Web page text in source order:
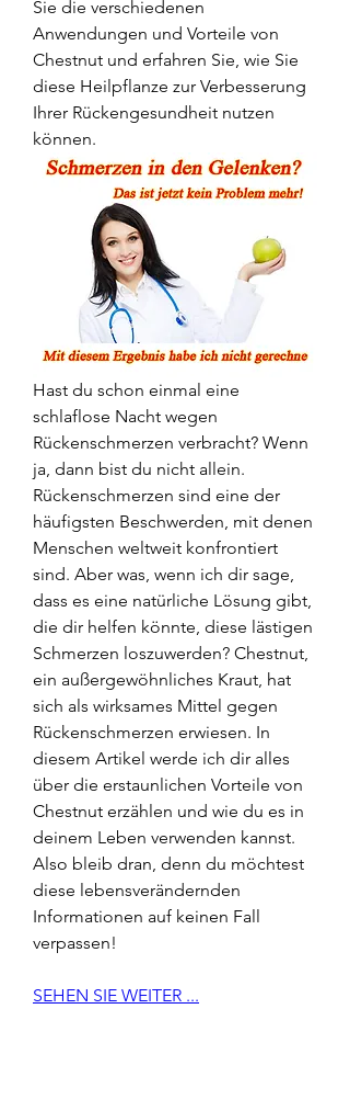
Sie die verschiedenen
Anwendungen und Vorteile von
Chestnut und erfahren Sie, wie Sie
diese Heilpflanze zur Verbesserung
Ihrer Rückengesundheit nutzen
können.
Hast du schon einmal eine
schlaflose Nacht wegen
Rückenschmerzen verbracht? Wenn
ja, dann bist du nicht allein.
Rückenschmerzen sind eine der
häufigsten Beschwerden, mit denen
Menschen weltweit konfrontiert
sind. Aber was, wenn ich dir sage,
dass es eine natürliche Lösung gibt,
die dir helfen könnte, diese lästigen
Schmerzen loszuwerden? Chestnut,
ein außergewöhnliches Kraut, hat
sich als wirksames Mittel gegen
Rückenschmerzen erwiesen. In
diesem Artikel werde ich dir alles
über die erstaunlichen Vorteile von
Chestnut erzählen und wie du es in
deinem Leben verwenden kannst.
Also bleib dran, denn du möchtest
diese lebensverändernden
Informationen auf keinen Fall
verpassen!
SEHEN SIE WEITER ...